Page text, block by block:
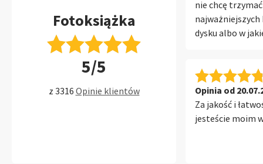
Fotoksiążka
5/5
z 3316 Opinie klientów
nie chcę
dysku albo w
otworzyłem
mi opadła.
okładkę ze
nasze zdjęcie
Opinia od
Za jakość i
jesteście moim